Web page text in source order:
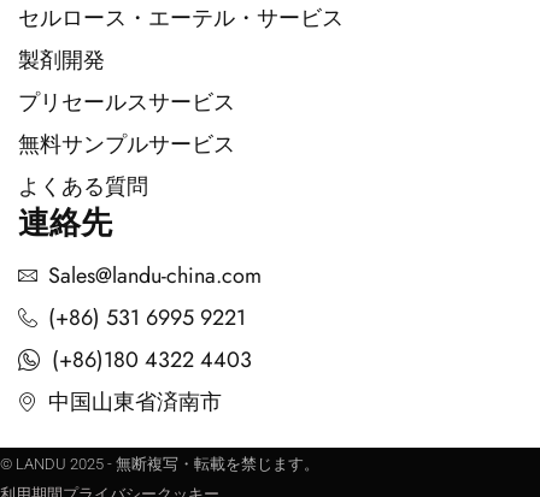
セルロース・エーテル・サービス
製剤開発
プリセールスサービス
無料サンプルサービス
よくある質問
連絡先
Sales@landu-china.com
(+86) 531 6995 9221
(+86)180 4322 4403
中国山東省済南市
© LANDU 2025 - 無断複写・転載を禁じます。